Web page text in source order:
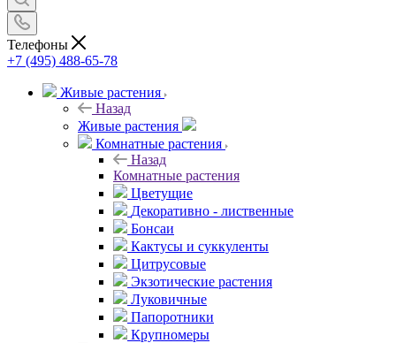
Телефоны
+7 (495) 488-65-78
Живые растения
Назад
Живые растения
Комнатные растения
Назад
Комнатные растения
Цветущие
Декоративно - лиственные
Бонсаи
Кактусы и суккуленты
Цитрусовые
Экзотические растения
Луковичные
Папоротники
Крупномеры